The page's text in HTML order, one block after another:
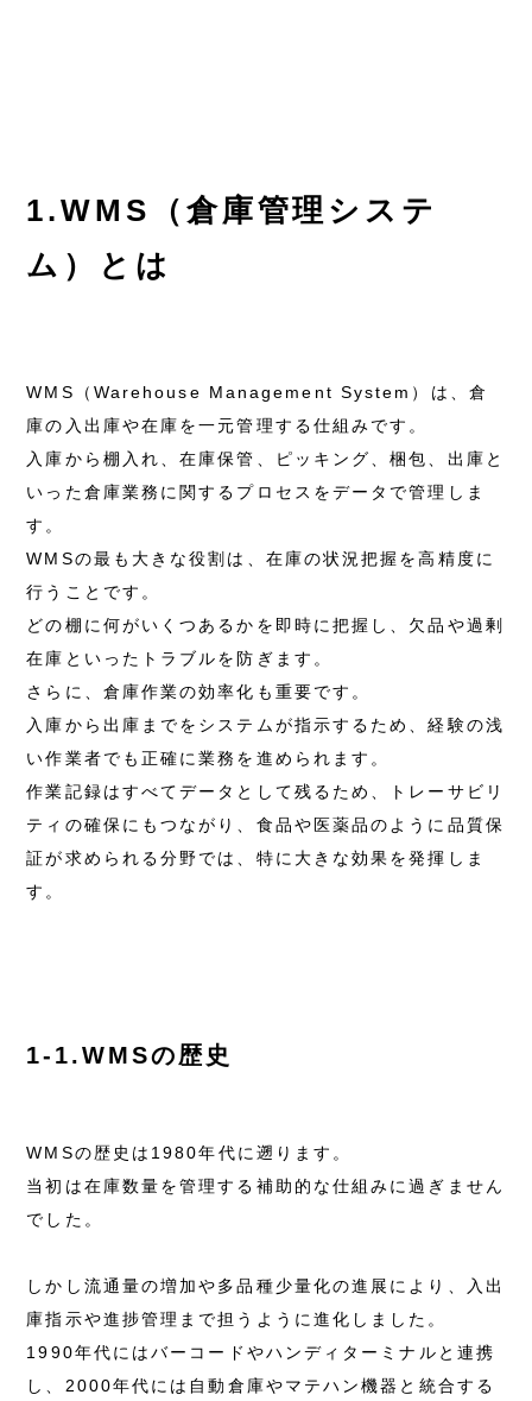
1.WMS（倉庫管理システ
ム）とは
WMS（Warehouse Management System）は、倉
庫の入出庫や在庫を一元管理する仕組みです。
入庫から棚入れ、在庫保管、ピッキング、梱包、出庫と
いった倉庫業務に関するプロセスをデータで管理しま
す。
WMSの最も大きな役割は、在庫の状況把握を高精度に
行うことです。
どの棚に何がいくつあるかを即時に把握し、欠品や過剰
在庫といったトラブルを防ぎます。
さらに、倉庫作業の効率化も重要です。
入庫から出庫までをシステムが指示するため、経験の浅
い作業者でも正確に業務を進められます。
作業記録はすべてデータとして残るため、トレーサビリ
ティの確保にもつながり、食品や医薬品のように品質保
証が求められる分野では、特に大きな効果を発揮しま
す。
1-1.WMSの歴史
WMSの歴史は1980年代に遡ります。
当初は在庫数量を管理する補助的な仕組みに過ぎません
でした。
しかし流通量の増加や多品種少量化の進展により、入出
庫指示や進捗管理まで担うように進化しました。
1990年代にはバーコードやハンディターミナルと連携
し、2000年代には自動倉庫やマテハン機器と統合する